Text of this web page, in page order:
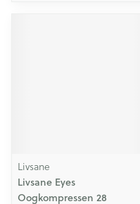
Livsane
Livsane Eyes
Oogkompressen 28